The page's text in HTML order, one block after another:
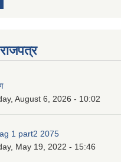
August 6, 2026 - 10:02
1 part2 2075
May 19, 2022 - 15:46